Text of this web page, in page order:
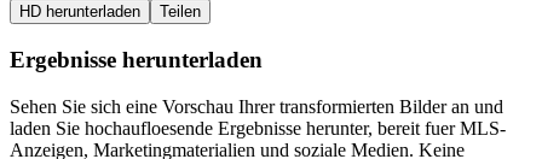
HD herunterladen Teilen
Ergebnisse herunterladen
Sehen Sie sich eine Vorschau Ihrer transformierten Bilder an und
laden Sie hochaufloesende Ergebnisse herunter, bereit fuer MLS-
Anzeigen, Marketingmaterialien und soziale Medien. Keine